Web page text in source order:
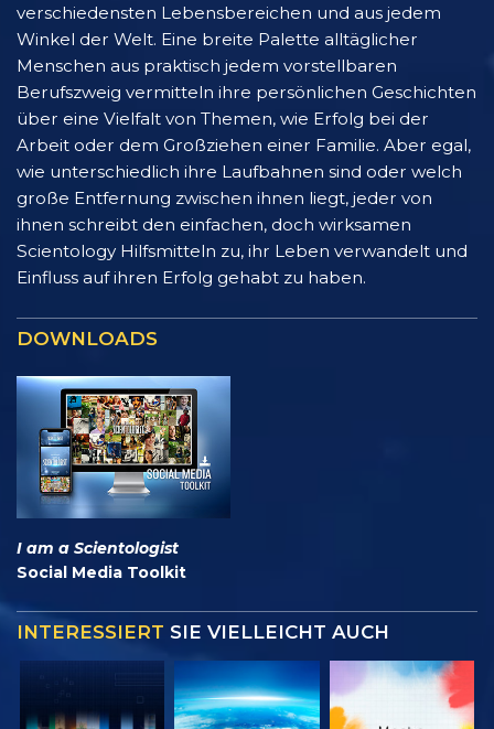
verschiedensten Lebensbereichen und aus jedem
Winkel der Welt. Eine breite Palette alltäglicher
Menschen aus praktisch jedem vorstellbaren
Berufszweig vermitteln ihre persönlichen Geschichten
über eine Vielfalt von Themen, wie Erfolg bei der
Arbeit oder dem Großziehen einer Familie. Aber egal,
wie unterschiedlich ihre Laufbahnen sind oder welch
große Entfernung zwischen ihnen liegt, jeder von
ihnen schreibt den einfachen, doch wirksamen
Scientology Hilfsmitteln zu, ihr Leben verwandelt und
Einfluss auf ihren Erfolg gehabt zu haben.
DOWNLOADS
I am a Scientologist
Social Media Toolkit
INTERESSIERT SIE VIELLEICHT AUCH